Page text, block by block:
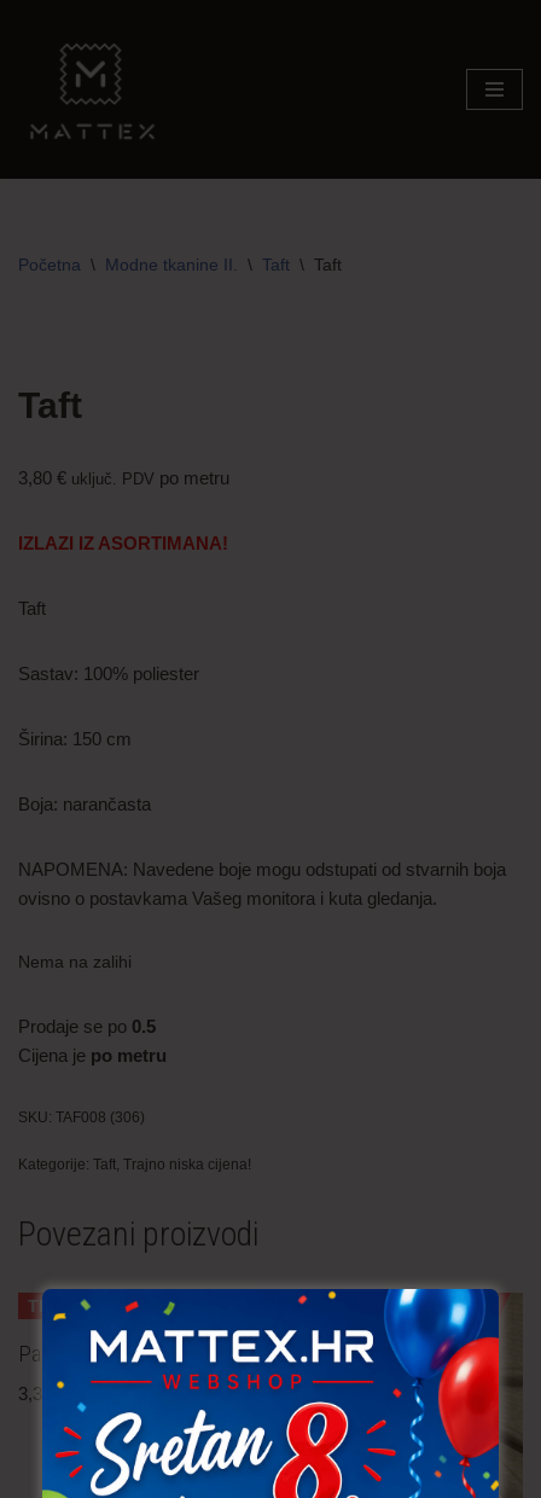
content
Početna \ Modne tkanine II. \ Taft \ Taft
Taft
3,80 € uključ. PDV po metru
IZLAZI IZ ASORTIMANA!
Taft
Sastav: 100% poliester
Širina: 150 cm
Boja: narančasta
NAPOMENA: Navedene boje mogu odstupati od stvarnih boja
ovisno o postavkama Vašeg monitora i kuta gledanja.
Nema na zalihi
Prodaje se po 0.5
Cijena je po metru
SKU: TAF008 (306)
Kategorije: Taft, Trajno niska cijena!
Povezani proizvodi
TRAJNO NISKA CIJENA!
Pamučna tkanina – peseki
3,30 € po metru
TRAJNO NISKA CIJENA!